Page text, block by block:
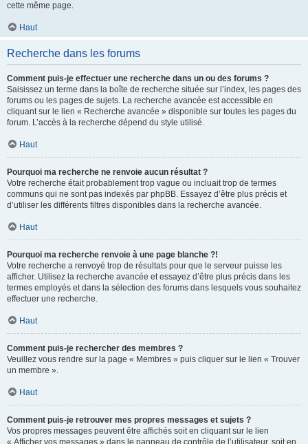
cette même page.
Haut
Recherche dans les forums
Comment puis-je effectuer une recherche dans un ou des forums ?
Saisissez un terme dans la boîte de recherche située sur l’index, les pages des
forums ou les pages de sujets. La recherche avancée est accessible en
cliquant sur le lien « Recherche avancée » disponible sur toutes les pages du
forum. L’accès à la recherche dépend du style utilisé.
Haut
Pourquoi ma recherche ne renvoie aucun résultat ?
Votre recherche était probablement trop vague ou incluait trop de termes
communs qui ne sont pas indexés par phpBB. Essayez d’être plus précis et
d’utiliser les différents filtres disponibles dans la recherche avancée.
Haut
Pourquoi ma recherche renvoie à une page blanche ?!
Votre recherche a renvoyé trop de résultats pour que le serveur puisse les
afficher. Utilisez la recherche avancée et essayez d’être plus précis dans les
termes employés et dans la sélection des forums dans lesquels vous souhaitez
effectuer une recherche.
Haut
Comment puis-je rechercher des membres ?
Veuillez vous rendre sur la page « Membres » puis cliquer sur le lien « Trouver
un membre ».
Haut
Comment puis-je retrouver mes propres messages et sujets ?
Vos propres messages peuvent être affichés soit en cliquant sur le lien
« Afficher vos messages » dans le panneau de contrôle de l’utilisateur, soit en